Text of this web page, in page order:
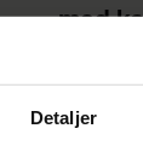
Detaljer
med